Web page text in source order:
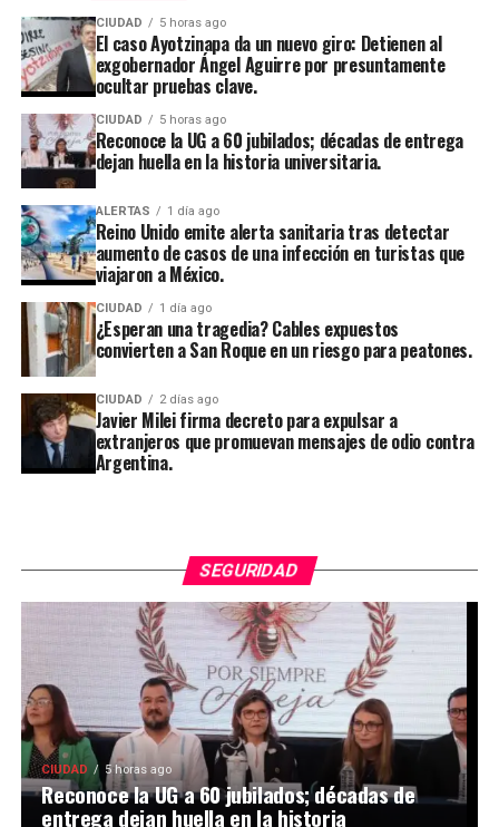
CIUDAD 5 horas ago
El caso Ayotzinapa da un nuevo giro: Detienen al
exgobernador Ángel Aguirre por presuntamente
ocultar pruebas clave.
CIUDAD 5 horas ago
Reconoce la UG a 60 jubilados; décadas de entrega
dejan huella en la historia universitaria.
ALERTAS 1 día ago
Reino Unido emite alerta sanitaria tras detectar
aumento de casos de una infección en turistas que
viajaron a México.
CIUDAD 1 día ago
¿Esperan una tragedia? Cables expuestos
convierten a San Roque en un riesgo para peatones.
CIUDAD 2 días ago
Javier Milei firma decreto para expulsar a
extranjeros que promuevan mensajes de odio contra
Argentina.
SEGURIDAD
CIUDAD 5 horas ago
Reconoce la UG a 60 jubilados; décadas de
entrega dejan huella en la historia